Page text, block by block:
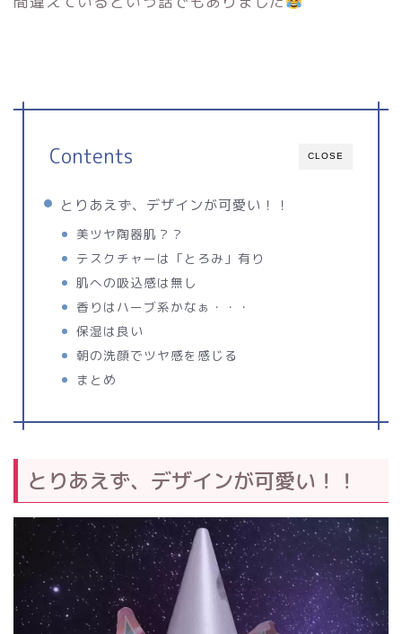
CLOSE
Contents
とりあえず、デザインが可愛い！！
美ツヤ陶器肌？？
テスクチャーは「とろみ」有り
肌への吸込感は無し
香りはハーブ系かなぁ・・・
保湿は良い
朝の洗顔でツヤ感を感じる
まとめ
とりあえず、デザインが可愛い！！